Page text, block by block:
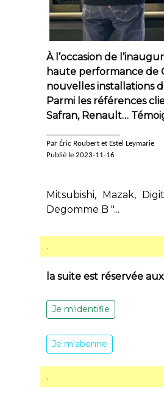
À l’occasion de
haute performance de
nouvelles installations
Parmi les références
Safran, Renault…
Par Éric Roubert et Estel Leymarie
Publié le 2023-11-16
Mitsubishi, Mazak,
Degomme B "...
.
la suite est réservée
Je m'identifie
Je m'abonne
.